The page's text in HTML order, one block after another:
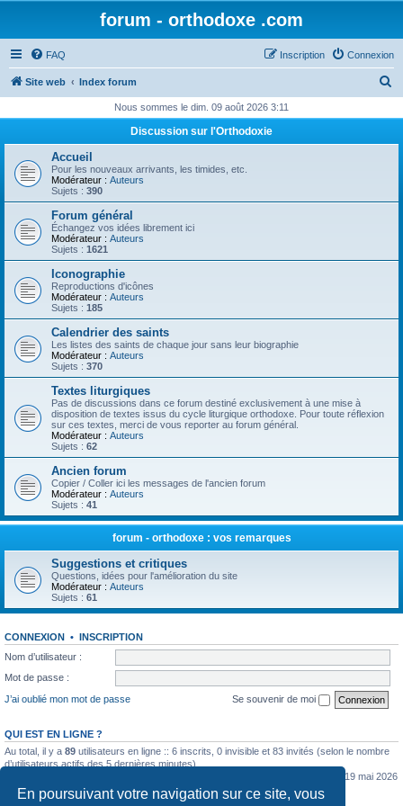
En poursuivant votre navigation sur ce site, vous
forum - orthodoxe .com
FAQ Connexion
Inscription
Site web Index forum
h
Nous sommes le dim. 09 août 2026 3:11
Discussion sur l'Orthodoxie
Accueil
Pour les nouveaux arrivants, les timides, etc.
Modérateur : Auteurs
Sujets : 390
Forum général
Échangez vos idées librement ici
Modérateur : Auteurs
Sujets : 1621
Iconographie
Reproductions d'icônes
Modérateur : Auteurs
Sujets : 185
Calendrier des saints
Les listes des saints de chaque jour sans leur biographie
Modérateur : Auteurs
Sujets : 370
Textes liturgiques
Pas de discussions dans ce forum destiné exclusivement à une mise à
disposition de textes issus du cycle liturgique orthodoxe. Pour toute réflexion
sur ces textes, merci de vous reporter au forum général.
Modérateur : Auteurs
Sujets : 62
Ancien forum
Copier / Coller ici les messages de l'ancien forum
Modérateur : Auteurs
Sujets : 41
forum - orthodoxe : vos remarques
Suggestions et critiques
Questions, idées pour l'amélioration du site
Modérateur : Auteurs
Sujets : 61
CONNEXION • INSCRIPTION
Nom d’utilisateur :
Mot de passe :
J’ai oublié mon mot de passe
Se souvenir de moi
QUI EST EN LIGNE ?
Au total, il y a 89 utilisateurs en ligne :: 6 inscrits, 0 invisible et 83 invités (selon le nombre
d’utilisateurs actifs des 5 dernières minutes)
le mar. 19 mai 2026
0:07